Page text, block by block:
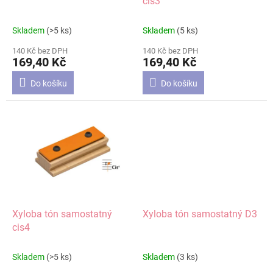
Skladem (>5 ks)
140 Kč bez DPH
169,40 Kč
Do košíku
Skladem (5 ks)
140 Kč bez DPH
169,40 Kč
Do košíku
Xyloba tón samostatný
cis4
Skladem (>5 ks)
Xyloba tón samostatný D3
Skladem (3 ks)